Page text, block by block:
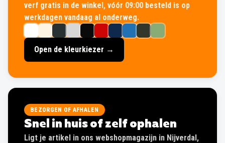
verf gratis in de winkel, vóór 09:00 besteld is op
werkdagen vandaag al onderweg.
Open de kleurkiezer →
BEZORGEN OF AFHALEN
Snel in huis of zelf ophalen
Ligt je artikel in ons webshopmagazijn in Nijverdal,